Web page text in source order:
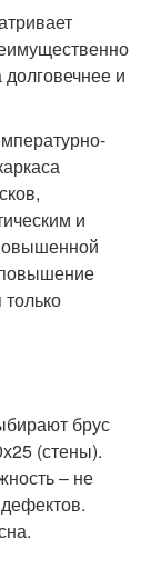
и
и
повышение
только
брус
(стены).
– не